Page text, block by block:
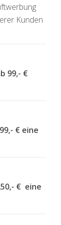
Kunden
€
€ eine
€ eine